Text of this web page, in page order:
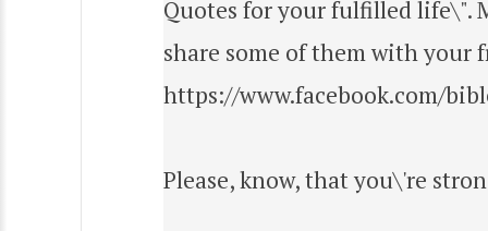
Quotes for your fulfilled life\".
share some of them with your
https://www.facebook.com/
Please, know, that you\'re